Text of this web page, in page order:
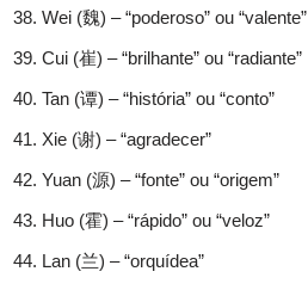
Wei (魏) – “poderoso” ou “valente”
Cui (崔) – “brilhante” ou “radiante”
Tan (谭) – “história” ou “conto”
Xie (谢) – “agradecer”
Yuan (源) – “fonte” ou “origem”
Huo (霍) – “rápido” ou “veloz”
Lan (兰) – “orquídea”